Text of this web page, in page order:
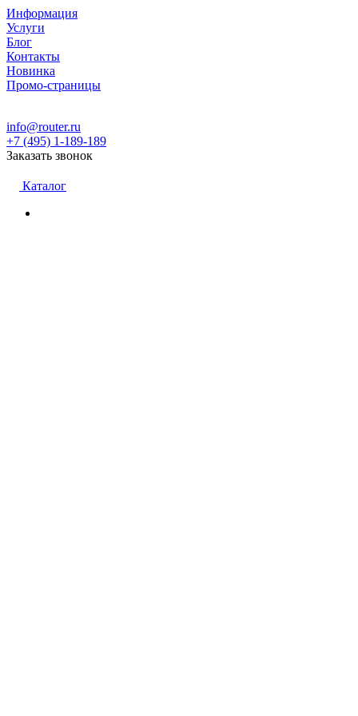
Информация
Услуги
Блог
Контакты
Новинка
Промо-страницы
info@router.ru
+7 (495) 1-189-189
Заказать звонок
Каталог